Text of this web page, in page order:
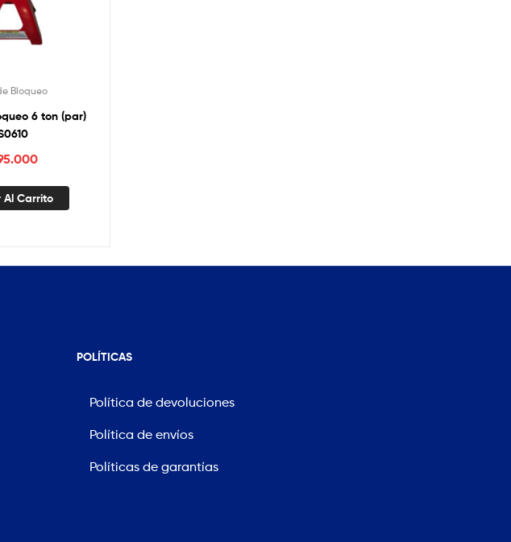
Bloqueo
6 ton (par)
Al Carrito
POLÍTICAS
Política de devoluciones
Política de envíos
Políticas de garantías